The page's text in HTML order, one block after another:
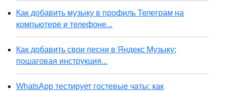
Как добавить музыку в профиль Телеграм на
компьютере и телефоне...
Как добавить свои песни в Яндекс Музыку:
пошаговая инструкция...
WhatsApp тестирует гостевые чаты: как